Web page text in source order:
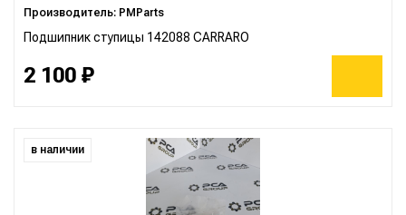
Производитель: PMParts
Подшипник ступицы 142088 CARRARO
2 100 ₽
в наличии